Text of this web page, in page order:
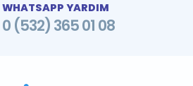
WHATSAPP YARDIM
0 (532) 365 01 08